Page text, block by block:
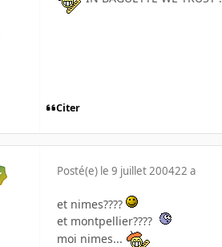
Citer
Posté(e) le 9 juillet 200422 a
et nimes????
et montpellier????
moi nimes...